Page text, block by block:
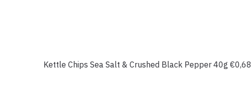
Kettle Chips Sea Salt & Crushed Black Pepper 40g €0,68